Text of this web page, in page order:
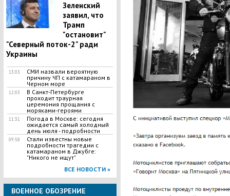
Зеленский
заявил, что
Трамп
"остановит"
"Северный поток-2" ради
Украины
13:03
СМИ назвали вероятную
причину ЧП с катамараном в
Черном море
12:03
В Санкт-Петербурге
проходит траурная
церемония прощания с
моряками-героями
11:31
Погода в Москве: сегодня
ожидается самый холодный
день июля - подробности
09:58
Стали известны новые
подробности трагедии с
катамараном в Джубге:
"Никого не ищут"
ВСЕ НОВОСТИ »
ВОЕННОЕ ОБОЗРЕНИЕ